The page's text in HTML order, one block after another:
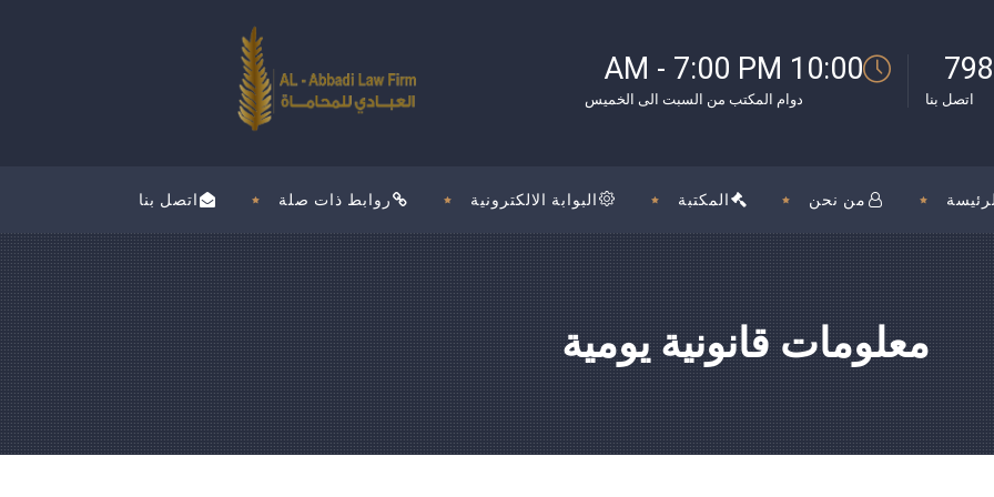
10:00 AM - 7:00 PM
دوام المكتب من السبت الى الخميس اتصل بنا
اتصل بنا روابط ذات صلة البوابة الالكترونية المكتبة من نحن
معلومات قانونية يومية